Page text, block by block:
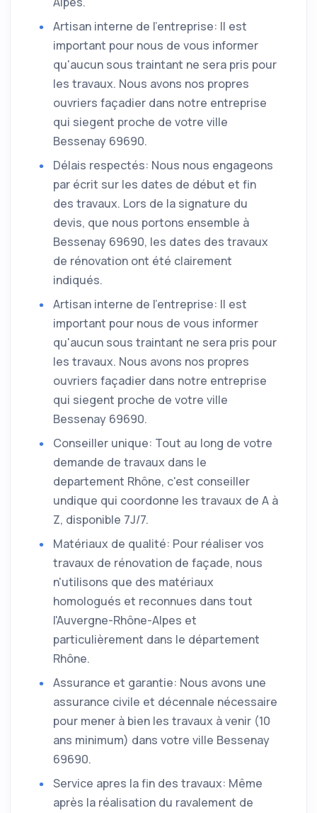
Artisan interne de l'entreprise: Il est
important pour nous de vous informer
qu'aucun sous traintant ne sera pris pour
les travaux. Nous avons nos propres
ouvriers façadier dans notre entreprise
qui siegent proche de votre ville
Bessenay 69690.
Délais respectés: Nous nous engageons
par écrit sur les dates de début et fin
des travaux. Lors de la signature du
devis, que nous portons ensemble à
Bessenay 69690, les dates des travaux
de rénovation ont été clairement
indiqués.
Artisan interne de l'entreprise: Il est
important pour nous de vous informer
qu'aucun sous traintant ne sera pris pour
les travaux. Nous avons nos propres
ouvriers façadier dans notre entreprise
qui siegent proche de votre ville
Bessenay 69690.
Conseiller unique: Tout au long de votre
demande de travaux dans le
departement Rhône, c'est conseiller
undique qui coordonne les travaux de A à
Z, disponible 7J/7.
Matériaux de qualité: Pour réaliser vos
travaux de rénovation de façade, nous
n'utilisons que des matériaux
homologués et reconnues dans tout
l'Auvergne-Rhône-Alpes et
particulièrement dans le département
Rhône.
Assurance et garantie: Nous avons une
assurance civile et décennale nécessaire
pour mener à bien les travaux à venir (10
ans minimum) dans votre ville Bessenay
69690.
Service apres la fin des travaux: Même
après la réalisation du ravalement de